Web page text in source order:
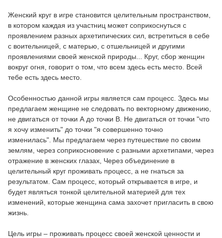
Женский круг в игре становится целительным пространством,
в котором каждая из участниц может соприкоснуться с
проявлением разных архетипических сил, встретиться в себе
с воительницей, с матерью, с отшельницей и другими
проявлениями своей женской природы... Круг, сбор женщин
вокруг огня, говорит о том, что всем здесь есть место. Всей
тебе есть здесь место.
Особенностью данной игры является сам процесс. Здесь мы
предлагаем женщине не следовать по векторному движению,
не двигаться от точки А до точки В. Не двигаться от точки "что
я хочу изменить" до точки "я совершенно точно
изменилась". Мы предлагаем через путешествие по своим
землям, через соприкосновение с разными архетипами, через
отражение в женских глазах, Через объединение в
целительный круг проживать процесс, а не гнаться за
результатом. Сам процесс, который открывается в игре, и
будет являться тонкой целительной материей для тех
изменений, которые женщина сама захочет пригласить в свою
жизнь.
Цель игры – проживать процесс своей женской ценности и